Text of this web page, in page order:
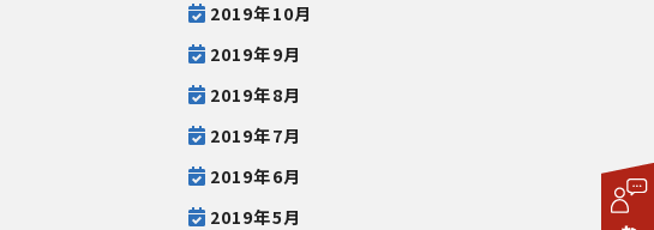
2019年10月
2019年9月
2019年8月
2019年7月
2019年6月
2019年5月